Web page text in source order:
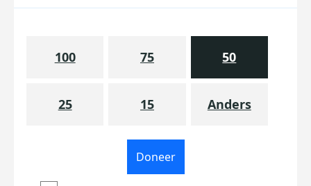
100 75 50
25 15 Anders
Doneer